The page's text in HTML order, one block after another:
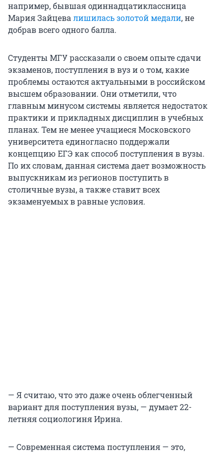
например, бывшая одиннадцатиклассница
Мария Зайцева лишилась золотой медали, не
добрав всего одного балла.
Студенты МГУ рассказали о своем опыте сдачи
экзаменов, поступления в вуз и о том, какие
проблемы остаются актуальными в российском
высшем образовании. Они отметили, что
главным минусом системы является недостаток
практики и прикладных дисциплин в учебных
планах. Тем не менее учащиеся Московского
университета единогласно поддержали
концепцию ЕГЭ как способ поступления в вузы.
По их словам, данная система дает возможность
выпускникам из регионов поступить в
столичные вузы, а также ставит всех
экзаменуемых в равные условия.
— Я считаю, что это даже очень облегченный
вариант для поступления вузы, — думает 22-
летняя социологиня Ирина.
— Современная система поступления — это,